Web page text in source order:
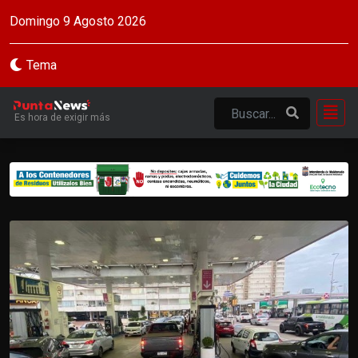
Domingo 9 Agosto 2026
Tema
Es hora de exigir más